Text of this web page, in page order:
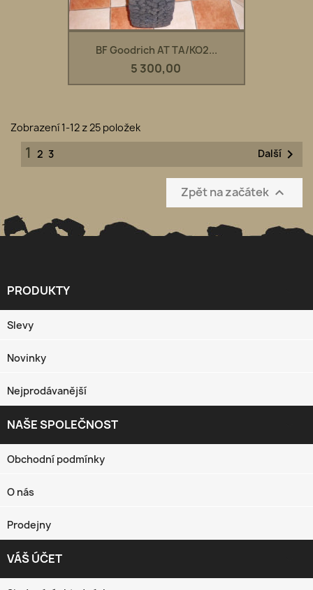
BF Goodrich AT TA/KO2...
5 300,00
Zobrazení 1-12 z 25 položek
1 2 3 Další 
Zpět na začátek 
PRODUKTY
Slevy
Novinky
Nejprodávanější
NAŠE SPOLEČNOST
Obchodní podmínky
O nás
Prodejny
VÁŠ ÚČET